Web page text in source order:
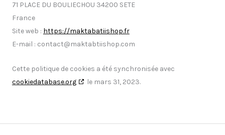
71 PLACE DU BOULIECHOU 34200 SETE
France
Site web : https://maktabatiishop.fr
E-mail : contact@maktabtiishop.com
Cette politique de cookies a été synchronisée avec
cookiedatabase.org
le mars 31, 2023.